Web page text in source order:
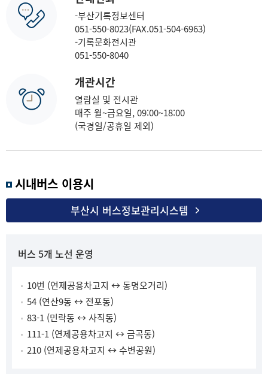
-부산기록정보센터
051-550-8023(FAX.051-504-6963)
-기록문화전시관
051-550-8040
개관시간
열람실 및 전시관
매주 월~금요일, 09:00~18:00
(국경일/공휴일 제외)
시내버스 이용시
부산시 버스정보관리시스템
버스 5개 노선 운영
10번 (연제공용차고지 ↔ 동명오거리)
54 (연산9동 ↔ 전포동)
83-1 (민락동 ↔ 사직동)
111-1 (연제공용차고지 ↔ 금곡동)
210 (연제공용차고지 ↔ 수변공원)